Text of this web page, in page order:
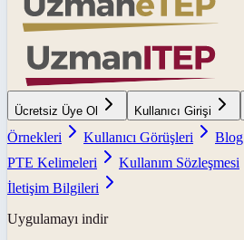
Ücretsiz Üye Ol Kullanıcı Girişi
Örnekleri
Kullanıcı Görüşleri Blog
PTE Kelimeleri
Kullanım Sözleşmesi
İletişim Bilgileri
Uygulamayı indir